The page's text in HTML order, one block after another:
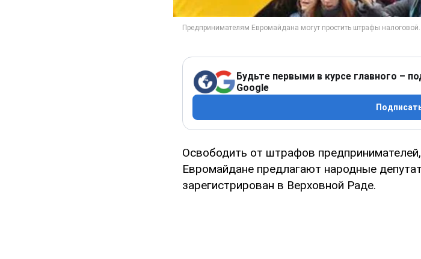
Будьте первыми в курсе главного –
Google
Освободить от штрафов
Евромайдане предлагают народные
зарегистрирован в Верховной Раде.